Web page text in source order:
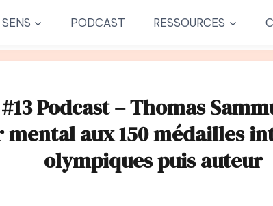
PODCAST RESSOURCES
Podcast – Thomas
aux 150 médailles
olympiques puis auteur